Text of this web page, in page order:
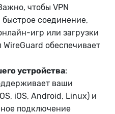
чтобы VPN
быстрое соединение,
игр или загрузки
обеспечивает
устройства:
ваши
iOS, Android, Linux) и
подключение